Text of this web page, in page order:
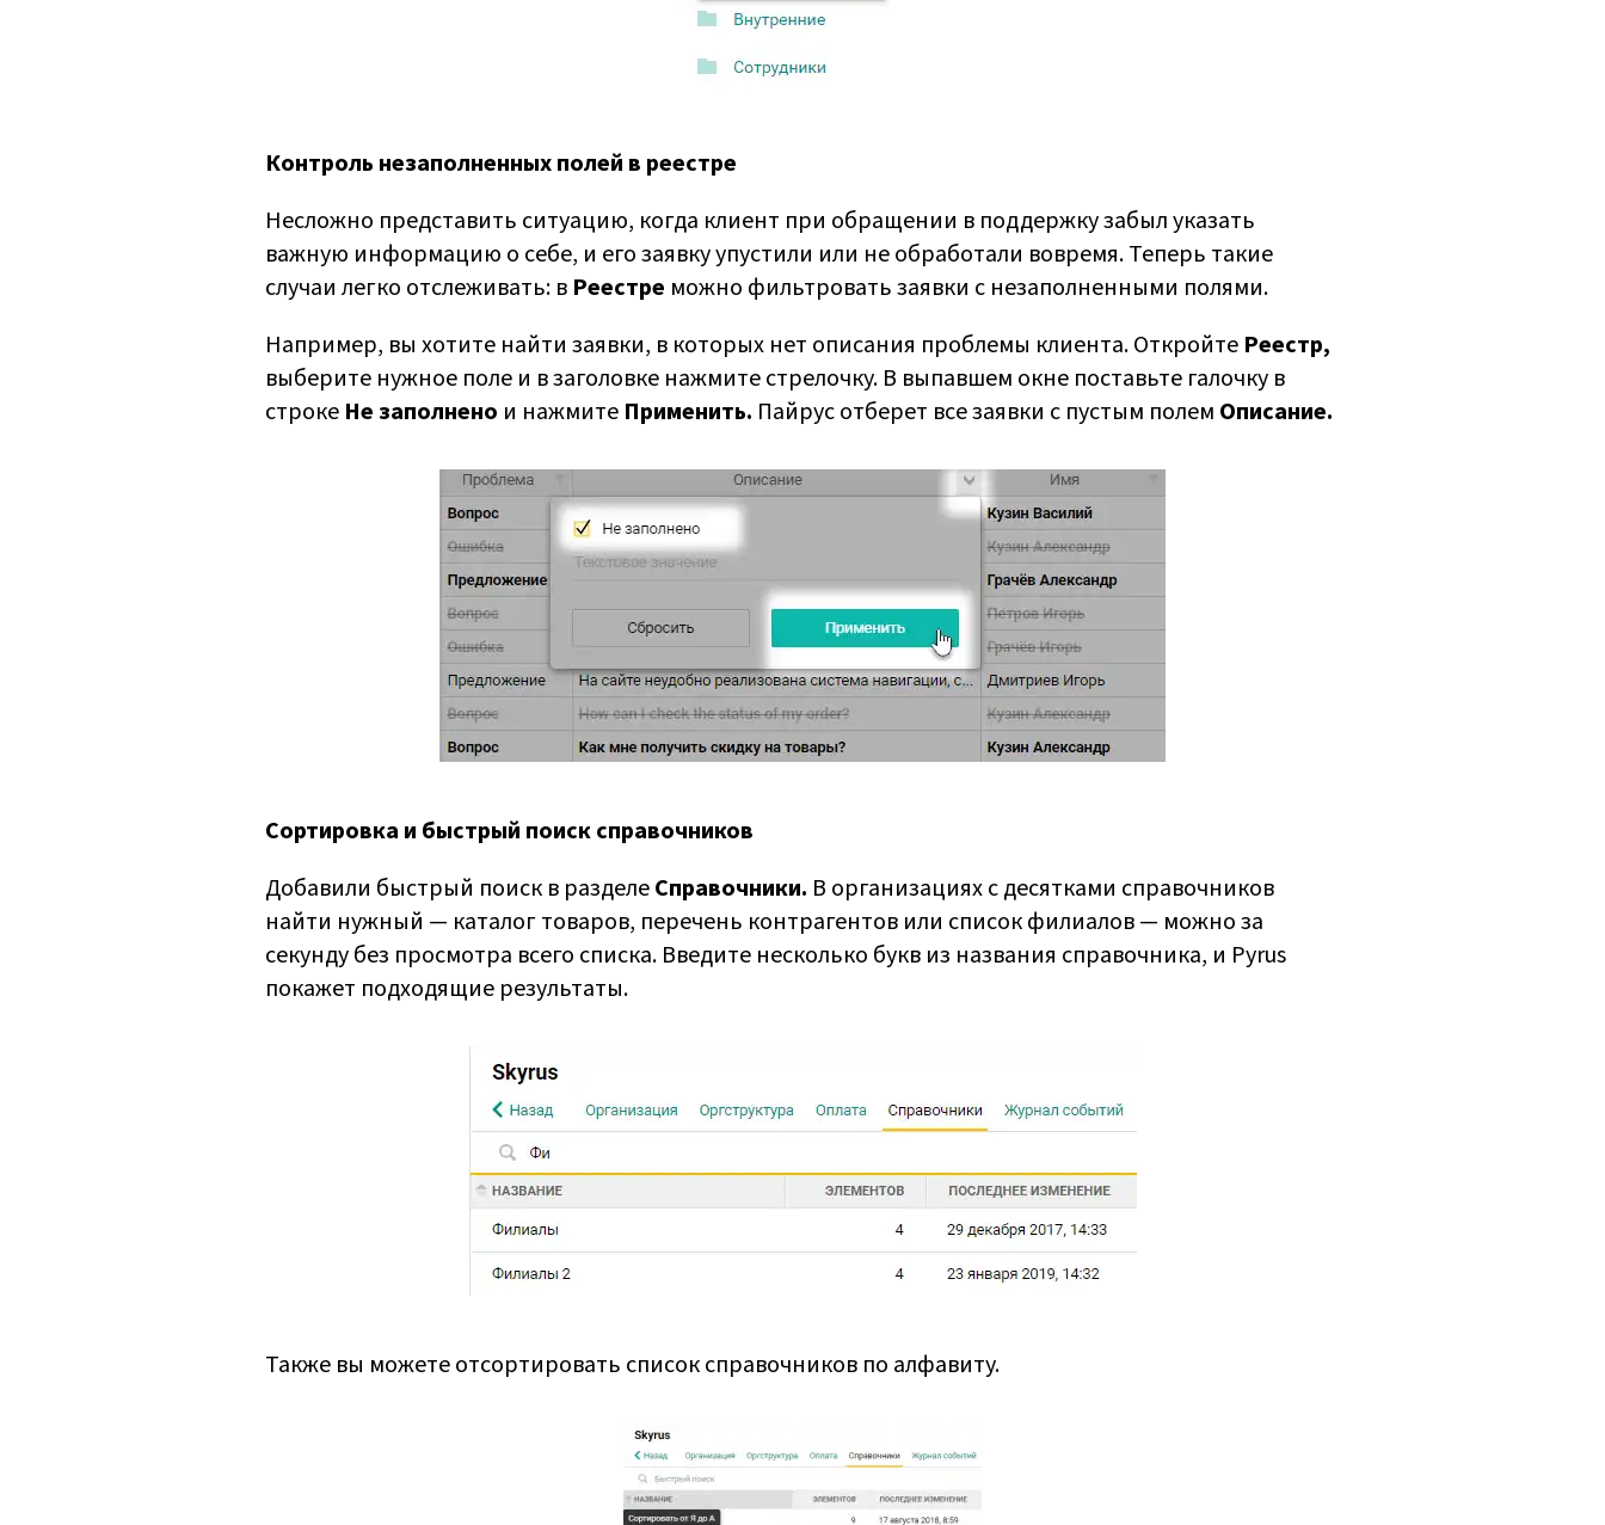
Контроль незаполненных полей в реестре
Несложно представить ситуацию, когда клиент при обращении в поддержку забыл указать
важную информацию о себе, и его заявку упустили или не обработали вовремя. Теперь такие
случаи легко отслеживать: в Реестре можно фильтровать заявки с незаполненными полями.
Например, вы хотите найти заявки, в которых нет описания проблемы клиента. Откройте Реестр,
выберите нужное поле и в заголовке нажмите стрелочку. В выпавшем окне поставьте галочку в
строке Не заполнено и нажмите Применить. Пайрус отберет все заявки с пустым полем Описание.
Сортировка и быстрый поиск справочников
Добавили быстрый поиск в разделеСправочники. В организациях с десятками справочников
найти нужный — каталог товаров, перечень контрагентов или список филиалов — можно за
секунду без просмотра всего списка. Введите несколько букв из названия справочника, и Pyrus
покажет подходящие результаты.
Также вы можете отсортировать список справочников по алфавиту.